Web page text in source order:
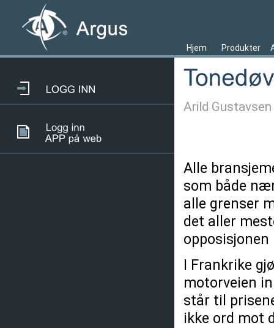
Hjem Produkter
Arild
Alle
som både
alle grenser
det aller
I Frankrike
motorveien
står til
ikke ord mot